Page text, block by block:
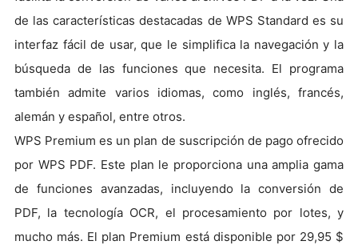
de las características destacadas de WPS Standard es su
interfaz fácil de usar, que le simplifica la navegación y la
búsqueda de las funciones que necesita. El programa
también admite varios idiomas, como inglés, francés,
alemán y español, entre otros.
WPS Premium es un plan de suscripción de pago ofrecido
por WPS PDF. Este plan le proporciona una amplia gama
de funciones avanzadas, incluyendo la conversión de
PDF, la tecnología OCR, el procesamiento por lotes, y
mucho más. El plan Premium está disponible por 29,95 $